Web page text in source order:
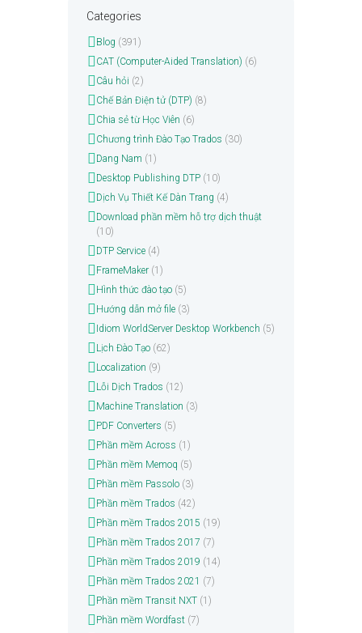
Categories
Blog (391)
CAT (Computer-Aided Translation) (6)
Câu hỏi (2)
Chế Bản Điện tử (DTP) (8)
Chia sẻ từ Học Viên (6)
Chương trình Đào Tạo Trados (30)
Dang Nam (1)
Desktop Publishing DTP(10)
Dịch Vụ Thiết Kế Dàn Trang (4)
Download phần mềm hỗ trợ dịch thuật
(10)
DTP Service(4)
FrameMaker(1)
Hình thức đào tạo(5)
Hướng dẫn mở file(3)
Idiom WorldServer Desktop Workbench (5)
Lịch Đào Tạo(62)
Localization (9)
Lỗi Dịch Trados (12)
Machine Translation (3)
PDF Converters (5)
Phần mềm Across (1)
Phần mềm Memoq (5)
Phần mềm Passolo(3)
Phần mềm Trados (42)
Phần mềm Trados 2015 (19)
Phần mềm Trados 2017 (7)
Phần mềm Trados 2019 (14)
Phần mềm Trados 2021 (7)
Phần mềm Transit NXT(1)
Phần mềm Wordfast(7)